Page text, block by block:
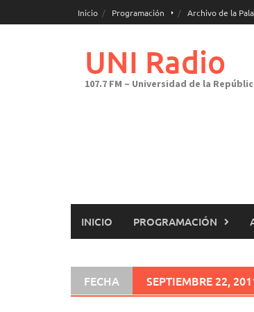
al
Inicio Programación Archivo de la
UNI Radio
107.7 FM – Universidad de la
INICIO PROGRAMACIÓN
FECHA SEPTIEMBRE 22,